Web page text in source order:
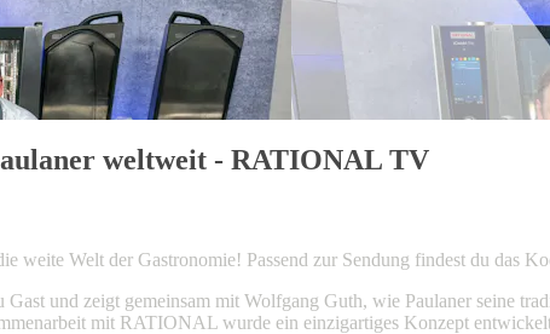
weltweit - RATIONAL TV
weite Welt der Gastronomie! Passend zur Sendung findest du das
und zeigt gemeinsam mit Wolfgang Guth, wie Paulaner seine
mit RATIONAL wurde ein einzigartiges Konzept